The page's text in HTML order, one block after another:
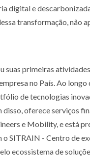
digital e
transformação,não
suas primeiras
no País. Ao
de tecnologias
disso,oferece serviços
e Mobility, e está
o SITRAIN - Centro de
ecossistema de